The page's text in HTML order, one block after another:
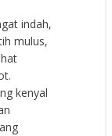
indah,
mulus,
kenyal